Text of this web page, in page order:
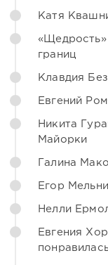
Катя
границ
Клавдия
Евгений
Никита
Майорки
Галина
Егор
Нелли
Евгения